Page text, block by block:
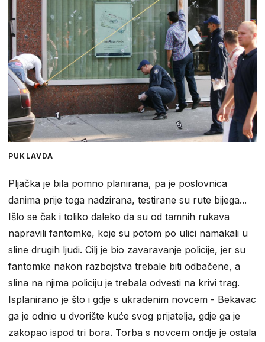
PUKLAVDA
Pljačka je bila pomno planirana, pa je poslovnica
danima prije toga nadzirana, testirane su rute bijega...
Išlo se čak i toliko daleko da su od tamnih rukava
napravili fantomke, koje su potom po ulici namakali u
sline drugih ljudi. Cilj je bio zavaravanje policije, jer su
fantomke nakon razbojstva trebale biti odbačene, a
slina na njima policiju je trebala odvesti na krivi trag.
Isplanirano je što i gdje s ukradenim novcem - Bekavac
ga je odnio u dvorište kuće svog prijatelja, gdje ga je
zakopao ispod tri bora. Torba s novcem ondje je ostala